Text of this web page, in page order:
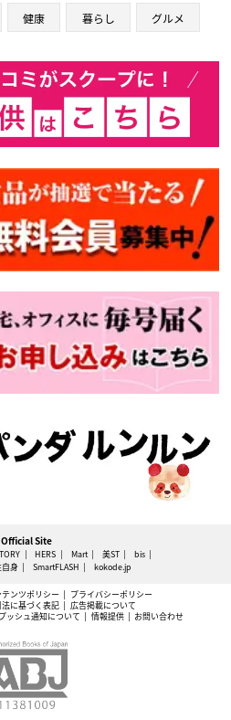
健康 暮らし グルメ
Official Site
HERS Mart 美ST
bis
身 SmartFLASH kokode.jp
テンツポリシー
プライバシーポリシー
に基づく表記
広告掲載について
ッシュ通知について 情報提供 お問い合わせ